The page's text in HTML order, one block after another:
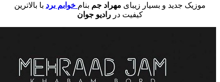
جدید و بسیار زیبایمهراد جم بنام خوابم بردبا بالاترین
کیفیت دررادیو جوان